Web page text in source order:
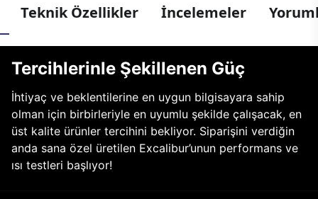
Teknik Özellikler İncelemeler
Tercihlerinle Şekillenen Güç
İhtiyaç ve beklentilerine en uygun bilgisayara sahip
olman için birbirleriyle en uyumlu şekilde çalışacak, en
üst kalite ürünler tercihini bekliyor. Siparişini verdiğin
anda sana özel üretilen Excalibur’unun performans ve
ısı testleri başlıyor!